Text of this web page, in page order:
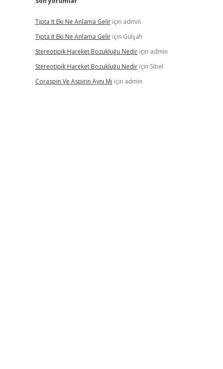
Tıpta It Eki Ne Anlama Geliriçin admin
Tıpta It Eki Ne Anlama Geliriçin Gülşah
Stereotipik Hareket Bozukluğu Nediriçin admin
Stereotipik Hareket Bozukluğu Nediriçin Sibel
Coraspin Ve Aspirin Aynı Mı için admin